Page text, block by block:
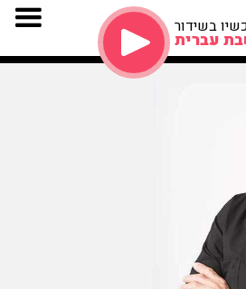
בשידור
עברית